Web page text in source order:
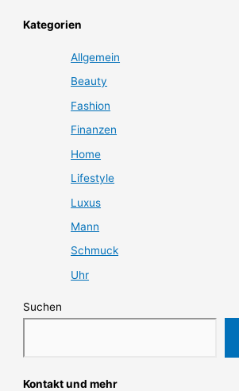
Kategorien
Allgemein
Beauty
Fashion
Finanzen
Home
Lifestyle
Luxus
Mann
Schmuck
Uhr
Suchen
Kontakt und mehr